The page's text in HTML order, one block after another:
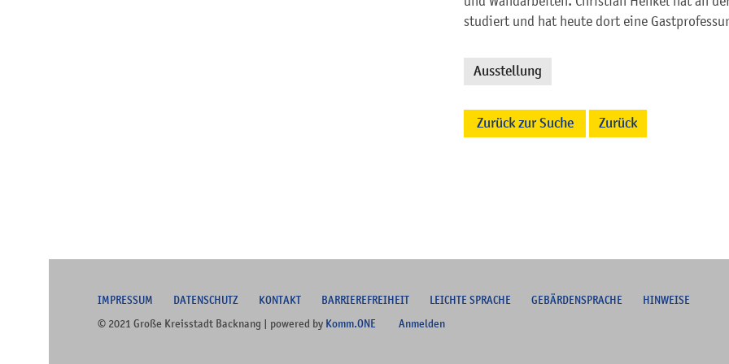
studiert und hat heute dort eine
Ausstellung
Zurück zur Suche Zurück
IMPRESSUM DATENSCHUTZ KONTAKT BARRIEREFREIHEIT L EICHTE SPRACHE GEBÄRDENSPRACHE
HINWEISE
© 2021 Große Kreisstadt Backnang | powered by Komm.ONE Anmelden